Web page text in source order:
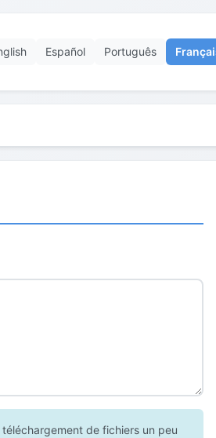
Español Português
de fichiers un peu